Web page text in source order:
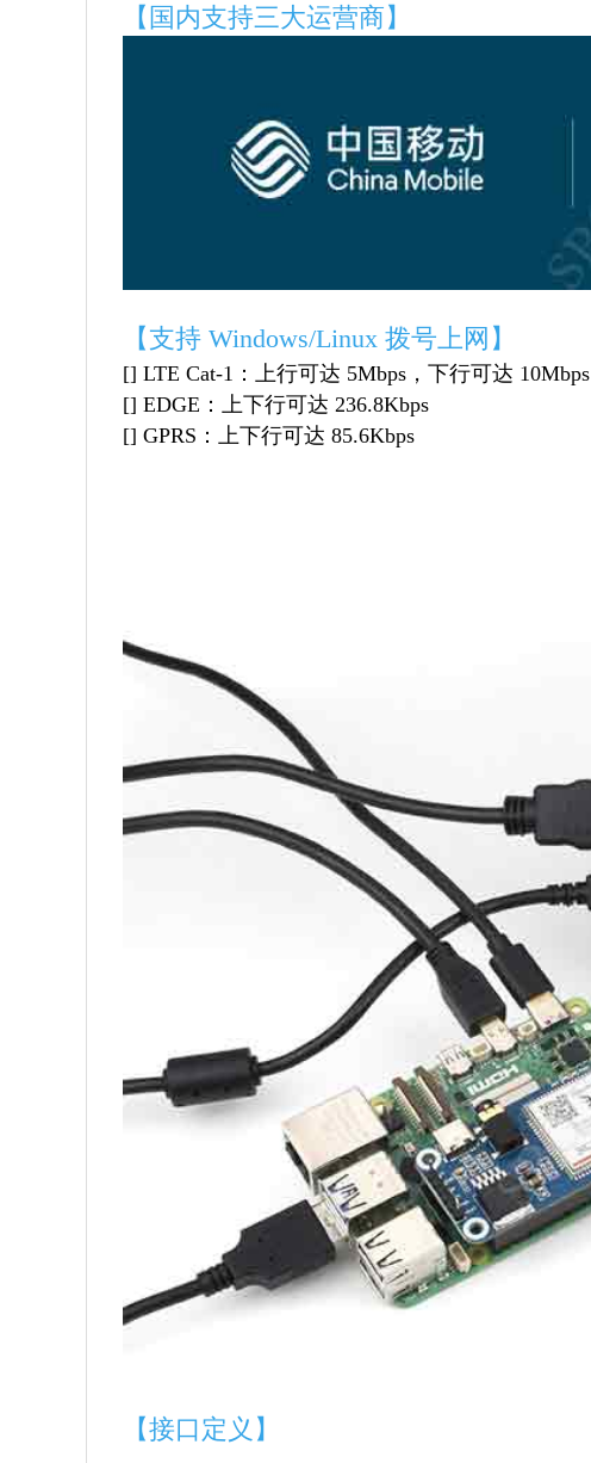
【国内支持三大运营商】
【支持 Windows/Linux 拨号上网】
[] LTE Cat-1：上行可达 5Mbps，下行可达 10Mbps
[] EDGE：上下行可达 236.8Kbps
[] GPRS：上下行可达 85.6Kbps
【接口定义】